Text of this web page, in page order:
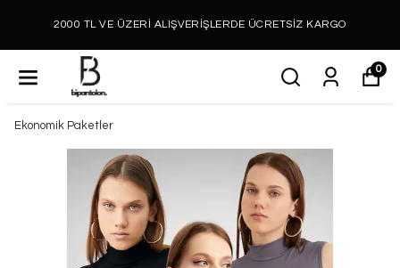
2000 TL VE ÜZERİ ALIŞVERİŞLERDE ÜCRETSİZ KARGO
0
Ekonomik Paketler